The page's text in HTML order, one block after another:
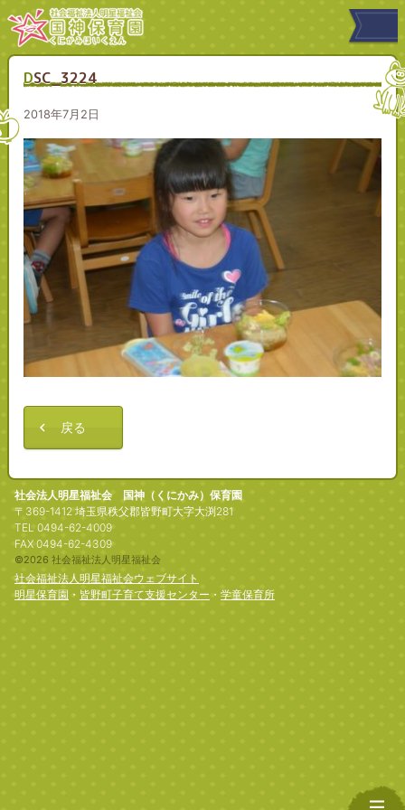
DSC_3224
2018年7月2日
戻る
社会法人明星福祉会 国神（くにかみ）保育園
〒369-1412 埼玉県秩父郡皆野町大字大渕281
TEL 0494-62-4009
FAX 0494-62-4309
©2026 社会福祉法人明星福祉会
社会福祉法人明星福祉会ウェブサイト
明星保育園 ・ 皆野町子育て支援センター ・ 学童保育所